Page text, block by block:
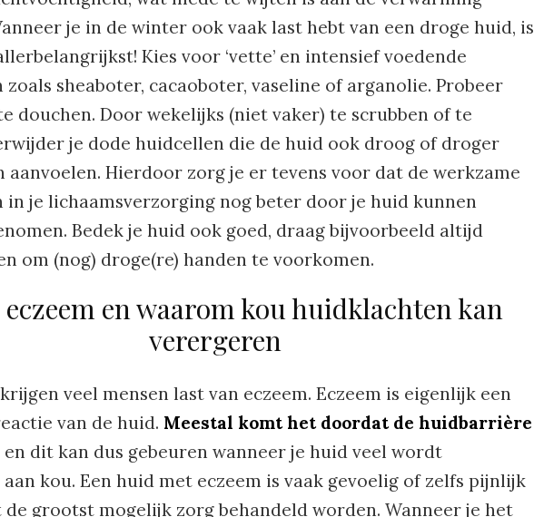
je in de winter ook vaak last hebt van een droge huid, is
Kies voor ‘vette’ en intensief voedende
sheaboter, cacaoboter, vaseline of arganolie. Probeer
douchen. Door wekelijks (niet vaker) te scrubben of te
je dode huidcellen die de huid ook droog of droger
aanvoelen. Hierdoor zorg je er tevens voor dat de werkzame
in je lichaamsverzorging nog beter door je huid kunnen
Bedek je huid ook goed, draag bijvoorbeeld altijd
om (nog) droge(re) handen te voorkomen.
eczeem en waarom kou huidklachten kan
verergeren
veel mensen last van eczeem. Eczeem is eigenlijk een
van de huid. Meestal komt het doordat de huidbarrière
en dit kan dus gebeuren wanneer je huid veel wordt
kou. Een huid met eczeem is vaak gevoelig of zelfs pijnlijk
de grootst mogelijk zorg behandeld worden. Wanneer je het